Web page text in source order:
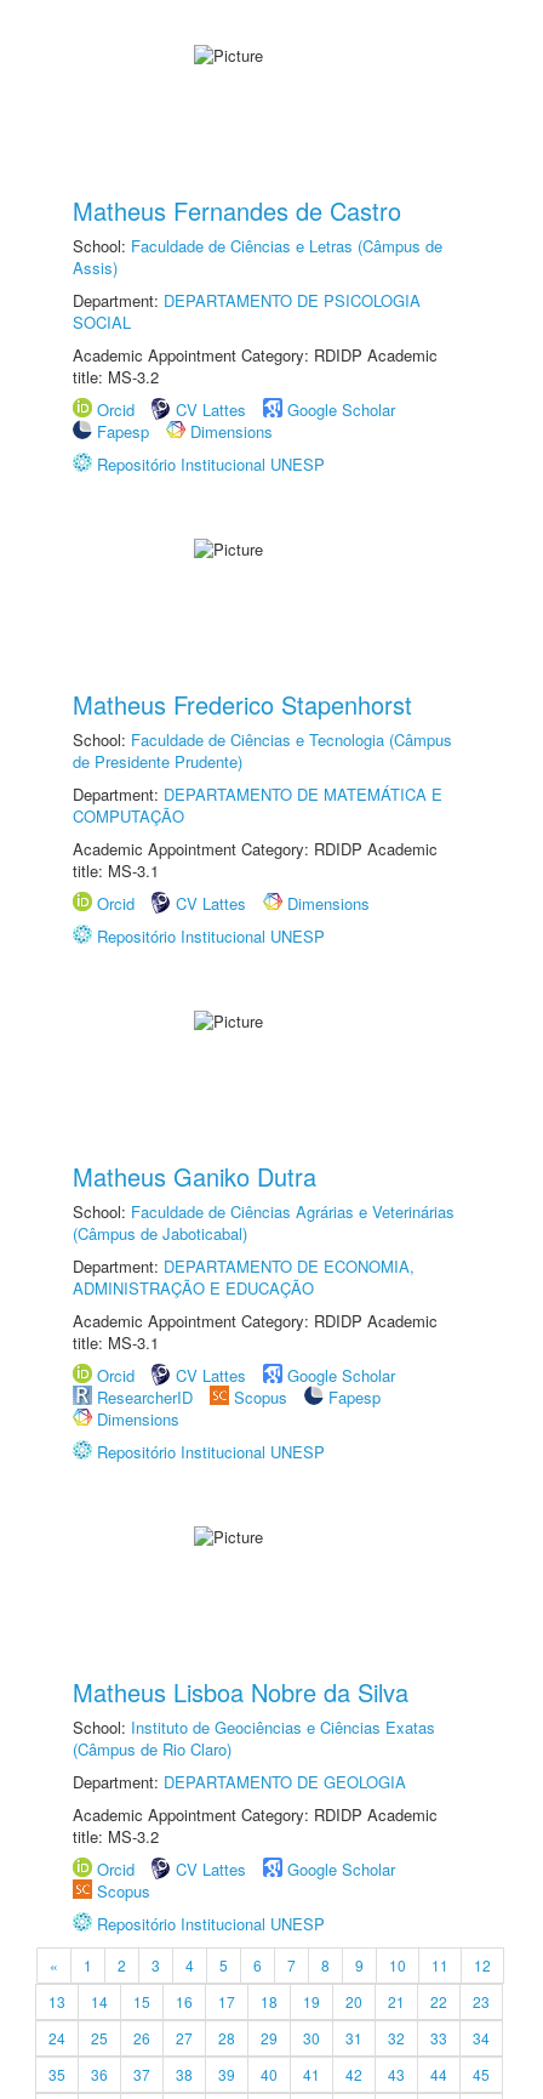
Matheus Fernandes de Castro
School: Faculdade de Ciências e Letras (Câmpus de
Assis)
Department: DEPARTAMENTO DE PSICOLOGIA
SOCIAL
Academic Appointment Category: RDIDP Academic
title: MS-3.2
Orcid
CV Lattes
Google Scholar
Fapesp
Dimensions
Repositório Institucional UNESP
Matheus Frederico Stapenhorst
School: Faculdade de Ciências e Tecnologia (Câmpus
de Presidente Prudente)
Department: DEPARTAMENTO DE MATEMÁTICA E
COMPUTAÇÃO
Academic Appointment Category: RDIDP Academic
title: MS-3.1
Orcid
CV Lattes
Dimensions
Repositório Institucional UNESP
Matheus Ganiko Dutra
School: Faculdade de Ciências Agrárias e Veterinárias
(Câmpus de Jaboticabal)
Department: DEPARTAMENTO DE ECONOMIA,
ADMINISTRAÇÃO E EDUCAÇÃO
Academic Appointment Category: RDIDP Academic
title: MS-3.1
Orcid
CV Lattes
Google Scholar
ResearcherID
Scopus
Fapesp
Dimensions
Repositório Institucional UNESP
Matheus Lisboa Nobre da Silva
School: Instituto de Geociências e Ciências Exatas
(Câmpus de Rio Claro)
Department: DEPARTAMENTO DE GEOLOGIA
Academic Appointment Category: RDIDP Academic
title: MS-3.2
Orcid
CV Lattes
Google Scholar
Scopus
Repositório Institucional UNESP
« 1 2 3 4 5 6 7 8 9 10 11
12
13
14 15 16 17 18 19 20 21 22
23
24
25 26 27 28 29 30 31 32 33
34
35
36 37 38 39 40 41 42 43 44
45